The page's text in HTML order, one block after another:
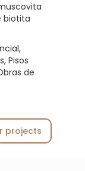
biotita
Pisos
de
projects